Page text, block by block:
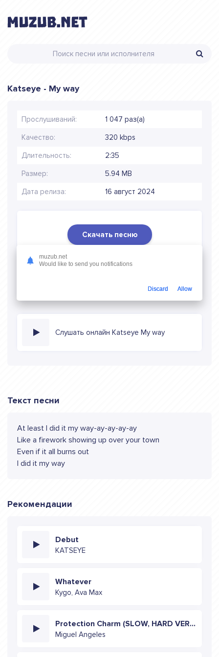
Katseye - My way
Прослушиваний: 1 047 раз(а)
Качество: 320 kbps
Длительность: 2:35
Размер: 5.94 MB
Дата релиза: 16 август 2024
Скачать песню
Скачать песню Katseye - My way
качество: 320 кбитс) бесплатно или слушать музыку в
Слушать онлайн Katseye My way
Текст песни
At least I did it my way-ay-ay-ay-ay
Like a firework showing up over your town
Even if it all burns out
I did it my way
Рекомендации
Debut
KATSEYE
Whatever
Kygo, Ava Max
Protection Charm (SLOW, HARD VERSION)
Miguel Angeles
muzub.net
Would like to send you notifications
Discard Allow